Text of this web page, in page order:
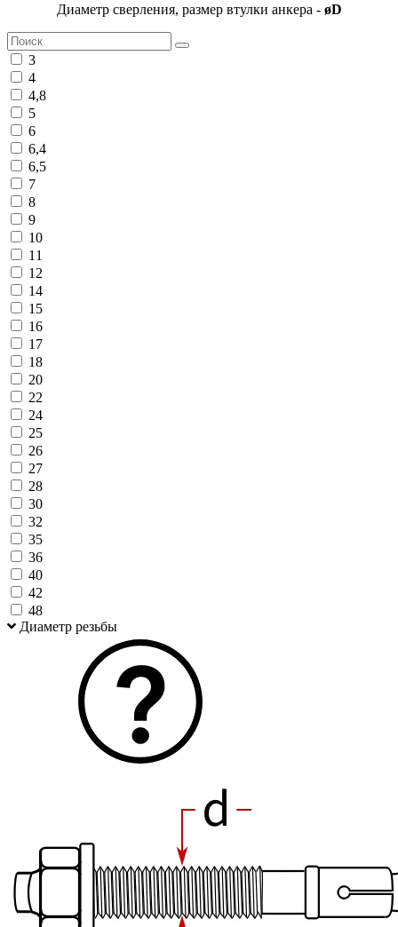
Диаметр сверления, размер втулки анкера - øD
3
4
4,8
5
6
6,4
6,5
7
8
9
10
11
12
14
15
16
17
18
20
22
24
25
26
27
28
30
32
35
36
40
42
48
Диаметр резьбы